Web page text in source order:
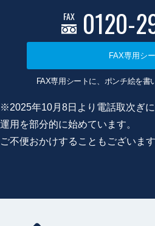
FAX 0120-
FAX専用シ
FAX専用シートに、ポンチ絵を書
※2025年10月8日より電話取次ぎ
運用を部分的に始めています。
ご不便おかけすることもございま